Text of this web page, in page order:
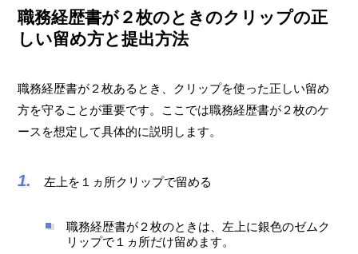
職務経歴書が２枚のときのクリップの正
しい留め方と提出方法
職務経歴書が２枚あるとき、クリップを使った正しい留め
方を守ることが重要です。ここでは職務経歴書が２枚のケ
ースを想定して具体的に説明します。
左上を１ヵ所クリップで留める
職務経歴書が２枚のときは、左上に銀色のゼムク
リップで１ヵ所だけ留めます。